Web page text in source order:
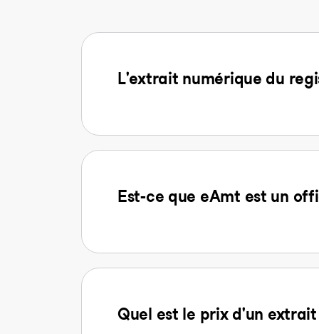
L'extrait numérique du
Est-ce que eAmt est un
Quel est le prix d'un